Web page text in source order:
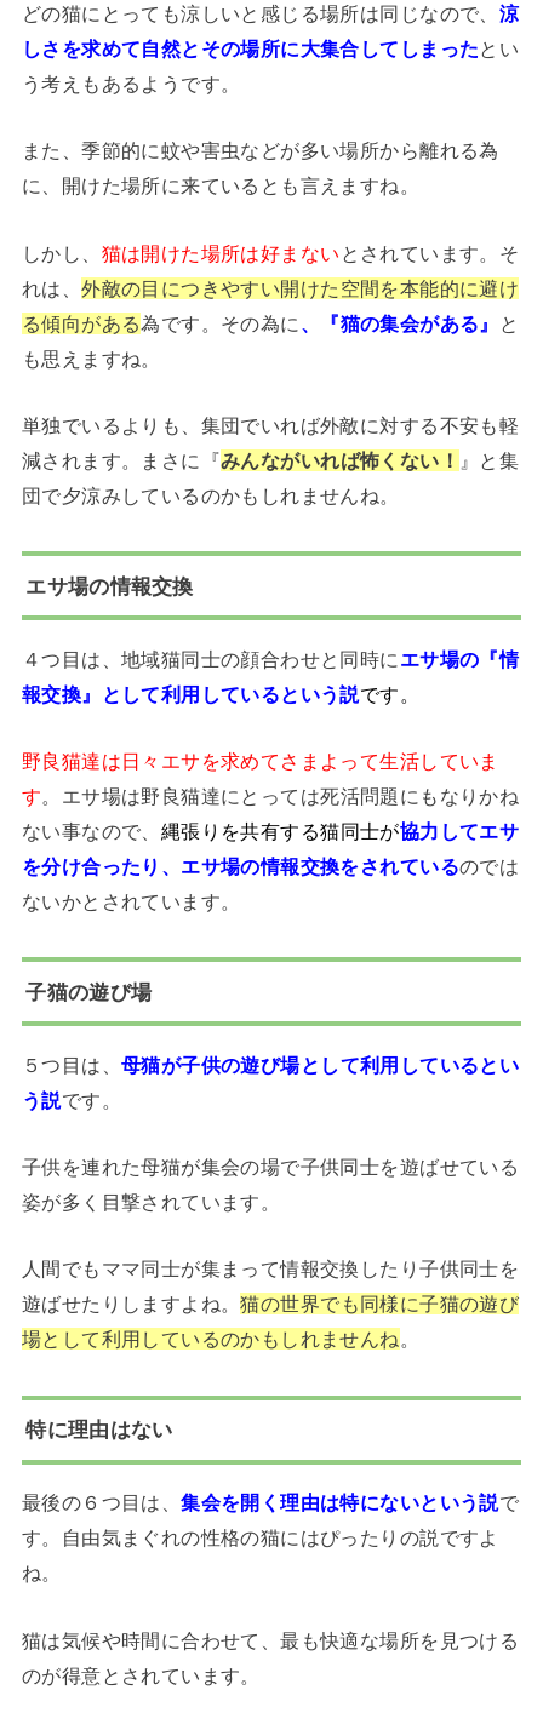
どの猫にとっても涼しいと感じる場所は同じなので、 涼
しさを求めて自然とその場所に大集合してしまったとい
う考えもあるようです。
また、季節的に蚊や害虫などが多い場所から離れる為
に、開けた場所に来ているとも言えますね。
しかし、 猫は開けた場所は好まない とされています。そ
れは、外敵の目につきやすい開けた空間を本能的に避け
る傾向がある為です。その為に 、『猫の集会がある』
と
も思えますね。
単独でいるよりも、集団でいれば外敵に対する不安も軽
減されます。まさに『みんながいれば怖くない！ 』と集
団で夕涼みしているのかもしれませんね。
エサ場の情報交換
４つ目は、地域猫同士の顔合わせと同時に エサ場の 『情
報交換』として利用しているという説です。
野良猫達は日々エサを求めてさまよって生活していま
す。エサ場は野良猫達にとっては死活問題にもなりかね
ない事なので、 縄張りを共有する猫同士が協力してエサ
を分け合ったり、エサ場の情報交換をされているのでは
ないかとされています。
子猫の遊び場
５つ目は、 母猫が子供の遊び場として利用しているとい
う説です。
子供を連れた母猫が集会の場で子供同士を遊ばせている
姿が多く目撃されています。
人間でもママ同士が集まって情報交換したり子供同士を
遊ばせたりしますよね。猫の世界でも同様に子猫の遊び
場として利用しているのかもしれませんね 。
特に理由はない
最後の６つ目は、集会を開く理由は特にないという説で
す。自由気まぐれの性格の猫にはぴったりの説ですよ
ね。
猫は気候や時間に合わせて、最も快適な場所を見つける
のが得意とされています。